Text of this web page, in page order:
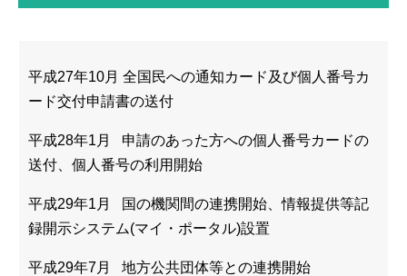
平成27年10月 全国民への通知カード及び個人番号カ
ード交付申請書の送付
平成28年1月 申請のあった方への個人番号カードの
送付、個人番号の利用開始
平成29年1月 国の機関間の連携開始、情報提供等記
録開示システム(マイ・ポータル)設置
平成29年7月 地方公共団体等との連携開始